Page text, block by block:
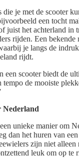
die je met de scooter
een tocht
juist het achterland in
rijden. Een bekende
je langs de
rijdt.
een scooter biedt de
tempo de mooiste
Nederland
unieke manier om
dan het huren van
zijn niet
leuk om op te